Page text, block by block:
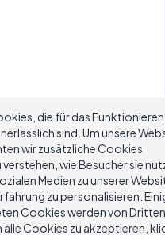
die für das Funktionieren
sind. Um unsere
wir zusätzliche Cookies
wie Besucher sie
Medien zu unserer
zu personalisieren.
Cookies werden von Dritten
Cookies zu akzeptieren,